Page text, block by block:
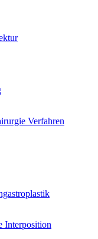
Verfahren
Interposition